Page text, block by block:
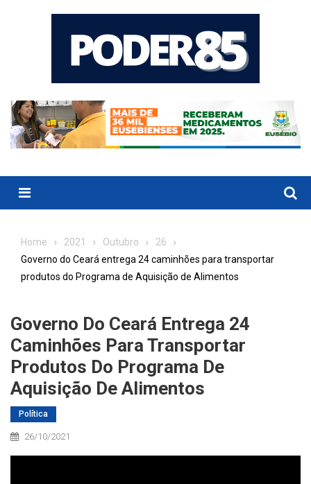
Menu
Home 2021 Outubro
26
Governo do Ceará entrega 24 caminhões para transportar
produtos do Programa de Aquisição de Alimentos
Governo Do Ceará Entrega 24
Caminhões Para Transportar
Produtos Do Programa De
Aquisição De Alimentos
Política
26/10/2021